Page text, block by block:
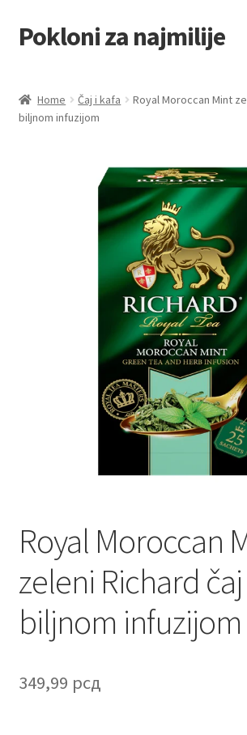
Skip
to
Skip
to
Pokloni za najmilije
Akcija za dan zaljubljenih
Cveće
Delivery
Destilati
FAQ
Home Čaj i kafa
Royal Moroccan Mint
biljnom infuzijom
Royal Moroccan
zeleni Richard čaj
biljnom infuzijom
349,99 рсд